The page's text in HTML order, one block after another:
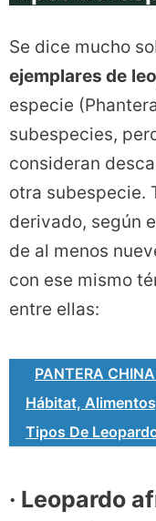
Se dice mucho
ejemplares de
especie
subespecies,
consideran
otra subespecie.
derivado, según
de al menos
con ese mismo
entre ellas:
PANTERA
Hábitat,
Tipos De
· Leopardo